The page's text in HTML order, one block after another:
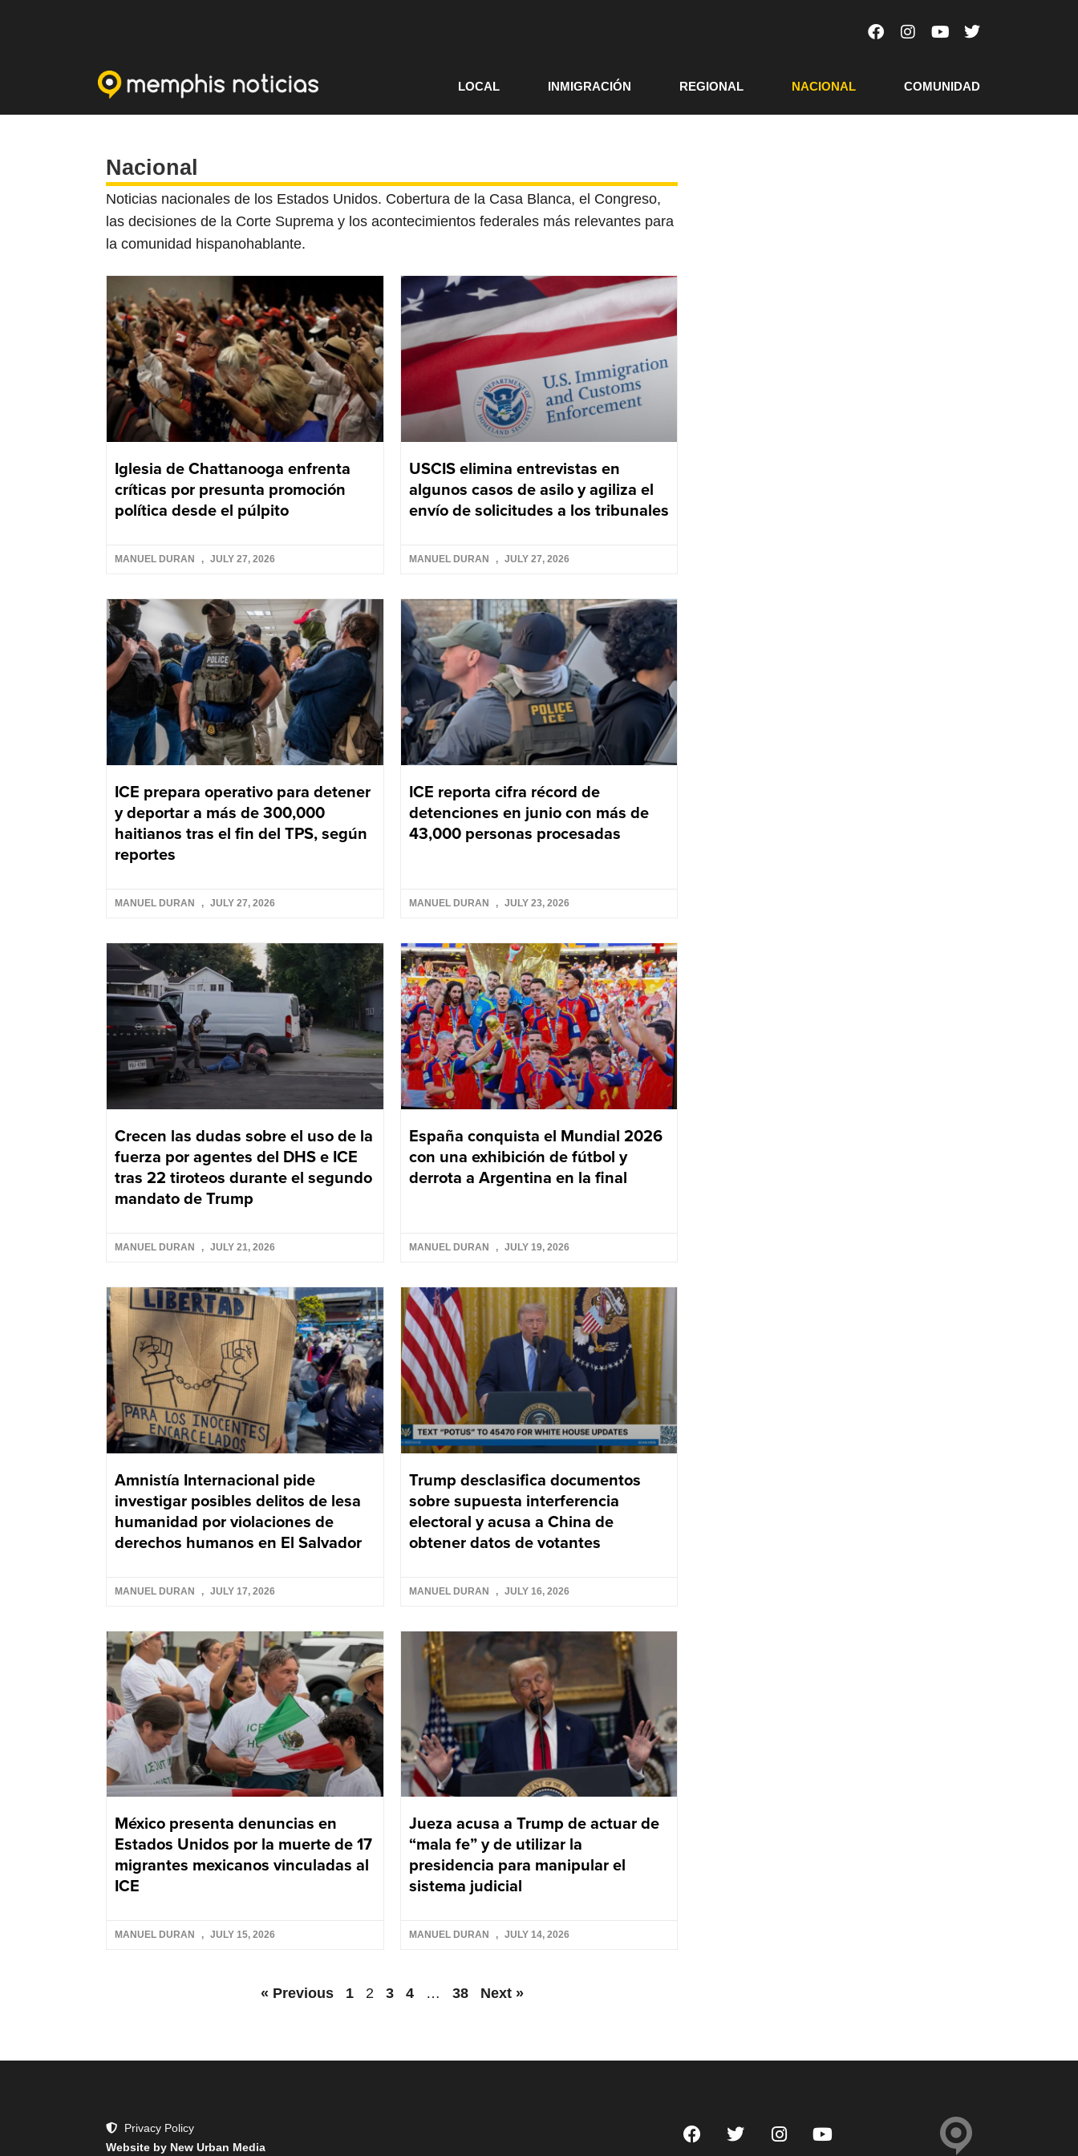
LOCAL INMIGRACIÓN REGIONAL NACIONAL COMUNIDAD
Nacional
Noticias nacionales de los Estados Unidos. Cobertura de la Casa Blanca, el Congreso,
las decisiones de la Corte Suprema y los acontecimientos federales más relevantes para
la comunidad hispanohablante.
Iglesia de Chattanooga enfrenta
críticas por presunta promoción
política desde el púlpito
MANUEL DURAN JULY 27, 2026
USCIS elimina entrevistas en
algunos casos de asilo y agiliza el
envío de solicitudes a los tribunales
MANUEL DURAN JULY 27, 2026
ICE prepara operativo para detener
y deportar a más de 300,000
haitianos tras el fin del TPS, según
reportes
MANUEL DURAN JULY 27, 2026
ICE reporta cifra récord de
detenciones en junio con más de
43,000 personas procesadas
MANUEL DURAN JULY 23, 2026
Crecen las dudas sobre el uso de la
fuerza por agentes del DHS e ICE
tras 22 tiroteos durante el segundo
mandato de Trump
MANUEL DURAN JULY 21, 2026
España conquista el Mundial 2026
con una exhibición de fútbol y
derrota a Argentina en la final
MANUEL DURAN JULY 19, 2026
Amnistía Internacional pide
investigar posibles delitos de lesa
humanidad por violaciones de
derechos humanos en El Salvador
MANUEL DURAN JULY 17, 2026
Trump desclasifica documentos
sobre supuesta interferencia
electoral y acusa a China de
obtener datos de votantes
MANUEL DURAN JULY 16, 2026
México presenta denuncias en
Estados Unidos por la muerte de 17
migrantes mexicanos vinculadas al
ICE
MANUEL DURAN JULY 15, 2026
Jueza acusa a Trump de actuar de
“mala fe” y de utilizar la
presidencia para manipular el
sistema judicial
MANUEL DURAN JULY 14, 2026
« Previous 1 2 3 4 … 38 Next »
Privacy Policy
Website by New Urban Media